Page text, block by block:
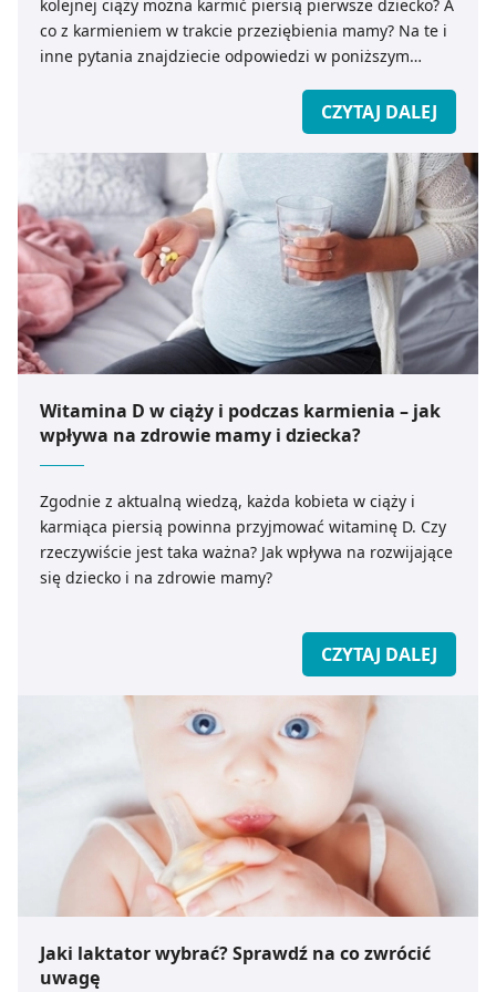
dla funkcjonowania Strony. Będzie się to jednak wiązało
z brakiem dostępu do wszystkich funkcjonalności
Strony.
kolejnej ciąży można karmić piersią pierwsze dziecko? A
co z karmieniem w trakcie przeziębienia mamy? Na te i
inne pytania znajdziecie odpowiedzi w poniższym
CZYTAJ DALEJ
Witamina D w ciąży i podczas karmienia – jak
wpływa na zdrowie mamy i dziecka?
Zgodnie z aktualną wiedzą, każda kobieta w ciąży i
karmiąca piersią powinna przyjmować witaminę D. Czy
rzeczywiście jest taka ważna? Jak wpływa na rozwijające
się dziecko i na zdrowie mamy?
CZYTAJ DALEJ
Jaki laktator wybrać? Sprawdź na co zwrócić
uwagę